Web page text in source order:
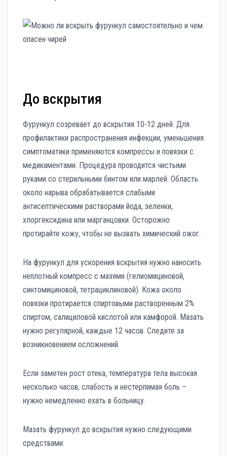
До вскрытия
Фурункул созревает до вскрытия 10-12 дней. Для
профилактики распространения инфекции, уменьшения
симптоматики применяются компрессы и повязки с
медикаментами. Процедура проводится чистыми
руками со стерильными бинтом или марлей. Область
около нарыва обрабатывается слабыми
антисептическими растворами йода, зеленки,
хлоргексидина или марганцовки. Осторожно
протирайте кожу, чтобы не вызвать химический ожог.
На фурункул для ускорения вскрытия нужно наносить
неплотный компресс с мазями (гелиомициновой,
синтомициновой, тетрациклиновой). Кожа около
повязки протирается спиртовыми растворенным 2%
спиртом, салициловой кислотой или камфорой. Мазать
нужно регулярной, каждые 12 часов. Следите за
возникновением осложнений.
Если заметен рост отека, температура тела высокая
несколько часов, слабость и нестерпимая боль –
нужно немедленно ехать в больницу.
Мазать фурункул до вскрытия нужно следующими
средствами: